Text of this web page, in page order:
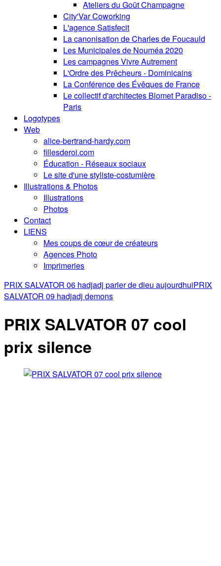
Ateliers du Goût Champagne
City'Var Coworking
L'agence Satisfecit
La canonisation de Charles de Foucauld
Les Municipales de Nouméa 2020
Les campagnes Vivre Autrement
L'Ordre des Prêcheurs - Dominicains
La Conférence des Évêques de France
Le collectif d'architectes Blomet Paradiso -
Paris
Logotypes
Web
alice-bertrand-hardy.com
fillesderoi.com
Éducation - Réseaux sociaux
Le site d'une styliste-costumière
Illustrations & Photos
Illustrations
Photos
Contact
LIENS
Mes coups de cœur de créateurs
Agences Photo
Imprimeries
PRIX SALVATOR 06 hadjadj parler de dieu aujourdhuiPRIX
SALVATOR 09 hadjadj demons
PRIX SALVATOR 07 cool
prix silence